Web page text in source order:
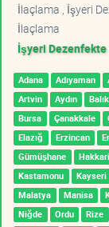
İlaçlama , İşyeri
İlaçlama
İşyeri Dezenfekte
Adana Adıyaman
Artvin
Aydın
Bursa
Çanakkale
Elazığ
Erzincan
Gümüşhane
Hakkari
Kastamonu
Kayseri
Malatya
Manisa
Niğde
Ordu Rize